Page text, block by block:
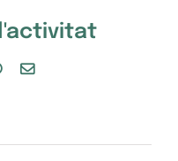
WhatsApp
Email: